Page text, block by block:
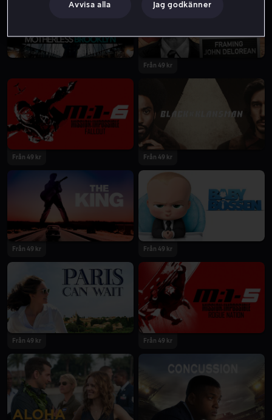
Från 49 kr
Från 49 kr Från 49 kr
Från 49 kr Från 49 kr
Från 49 kr Från 49 kr
Avvisa alla Jag godkänner